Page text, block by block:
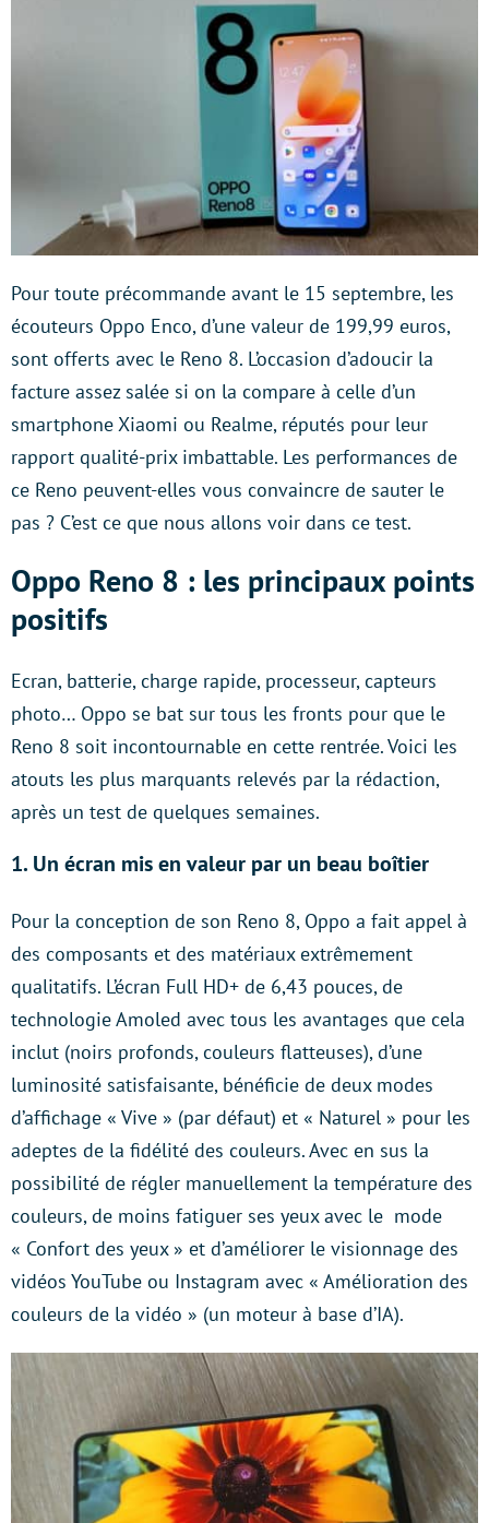
Pour toute précommande avant le 15 septembre, les
écouteurs Oppo Enco, d’une valeur de 199,99 euros,
sont offerts avec le Reno 8. L’occasion d’adoucir la
facture assez salée si on la compare à celle d’un
smartphone Xiaomi ou Realme, réputés pour leur
rapport qualité-prix imbattable. Les performances de
ce Reno peuvent-elles vous convaincre de sauter le
pas ? C’est ce que nous allons voir dans ce test.
Oppo Reno 8 : les principaux points
positifs
Ecran, batterie, charge rapide, processeur, capteurs
photo… Oppo se bat sur tous les fronts pour que le
Reno 8 soit incontournable en cette rentrée. Voici les
atouts les plus marquants relevés par la rédaction,
après un test de quelques semaines.
1. Un écran mis en valeur par un beau boîtier
Pour la conception de son Reno 8, Oppo a fait appel à
des composants et des matériaux extrêmement
qualitatifs. L’écran Full HD+ de 6,43 pouces, de
technologie Amoled avec tous les avantages que cela
inclut (noirs profonds, couleurs flatteuses), d’une
luminosité satisfaisante, bénéficie de deux modes
d’affichage « Vive » (par défaut) et « Naturel » pour les
adeptes de la fidélité des couleurs. Avec en sus la
possibilité de régler manuellement la température des
couleurs, de moins fatiguer ses yeux avec le mode
« Confort des yeux » et d’améliorer le visionnage des
vidéos YouTube ou Instagram avec « Amélioration des
couleurs de la vidéo » (un moteur à base d’IA).